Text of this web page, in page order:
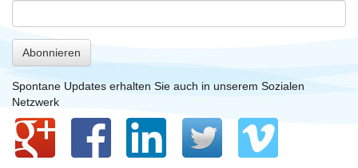
Abonnieren
Spontane Updates erhalten Sie auch in unserem Sozialen
Netzwerk